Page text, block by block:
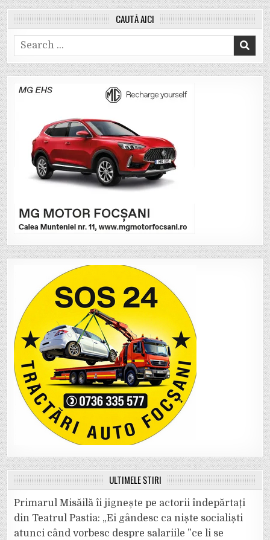
CAUTĂ AICI
Search
for:
ULTIMELE ȘTIRI
Primarul Misăilă îi jignește pe actorii îndepărtați
din Teatrul Pastia: „Ei gândesc ca niște socialiști
atunci când vorbesc despre salariile ”ce li se